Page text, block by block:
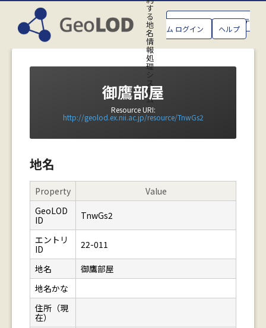
す
る
地
名
情
報
処
理
シ
ス
テ
ム
GeoLOD地名管理システ
ム ログイン ヘルプ
御鷹部屋
Resource URI:
http://geolod.ex.nii.ac.jp/resource/TnwGs2
地名
Property
Value
GeoLOD
ID
TnwGs2
エントリ
ID
22-011
地名
御鷹部屋
地名かな
住所（現
在）